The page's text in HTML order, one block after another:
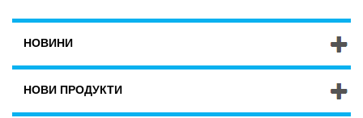
НОВИНИ
НОВИ ПРОДУКТИ